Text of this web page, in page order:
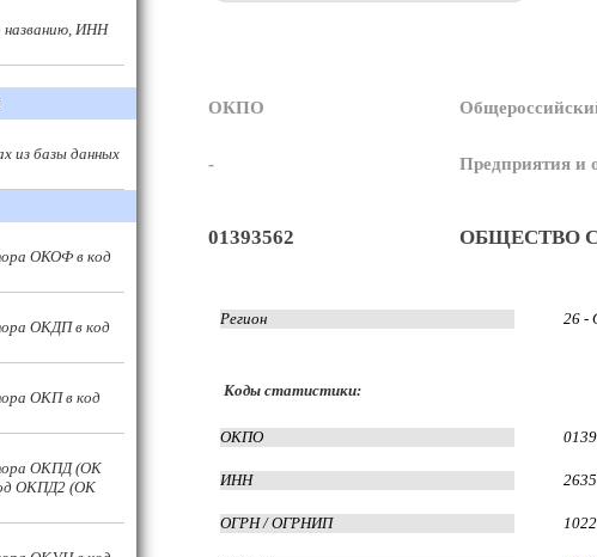
ОКПО
- Предприятия и
01393562 ОБЩЕСТВО
Регион 26 -
Коды статистики:
ОКПО
ИНН
ОГРН / ОГРНИП
названию, ИНН
из базы данных
ОКОФ в код
ОКДП в код
ОКП в код
ОКПД (ОК
ОКПД2 (ОК